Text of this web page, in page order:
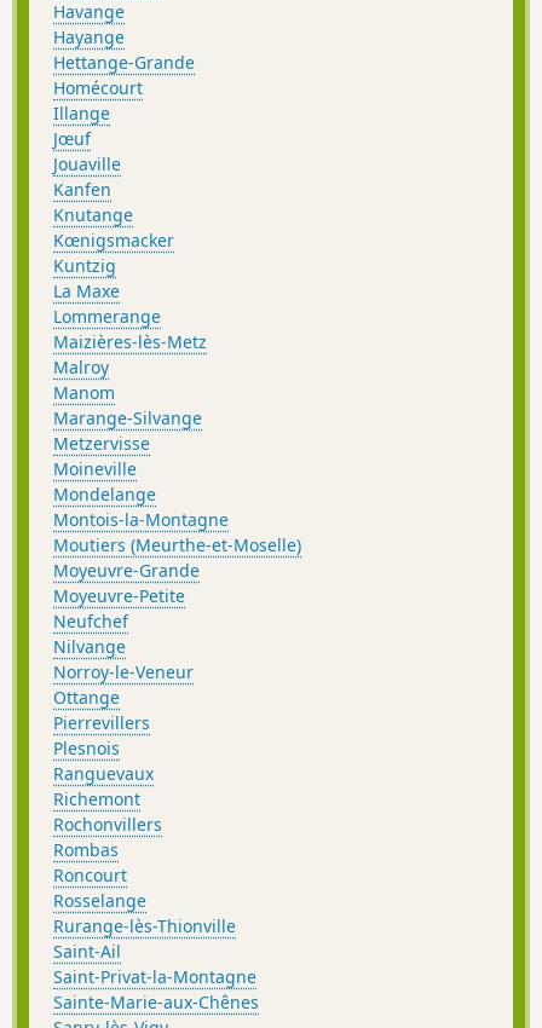
Havange
Hayange
Hettange-Grande
Homécourt
Illange
Jœuf
Jouaville
Kanfen
Knutange
Kœnigsmacker
Kuntzig
La Maxe
Lommerange
Maizières-lès-Metz
Malroy
Manom
Marange-Silvange
Metzervisse
Moineville
Mondelange
Montois-la-Montagne
Moutiers (Meurthe-et-Moselle)
Moyeuvre-Grande
Moyeuvre-Petite
Neufchef
Nilvange
Norroy-le-Veneur
Ottange
Pierrevillers
Plesnois
Ranguevaux
Richemont
Rochonvillers
Rombas
Roncourt
Rosselange
Rurange-lès-Thionville
Saint-Ail
Saint-Privat-la-Montagne
Sainte-Marie-aux-Chênes